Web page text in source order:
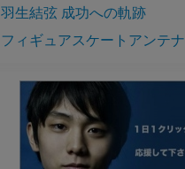
羽生結弦 成功への軌跡
フィギュアスケートアンテナ